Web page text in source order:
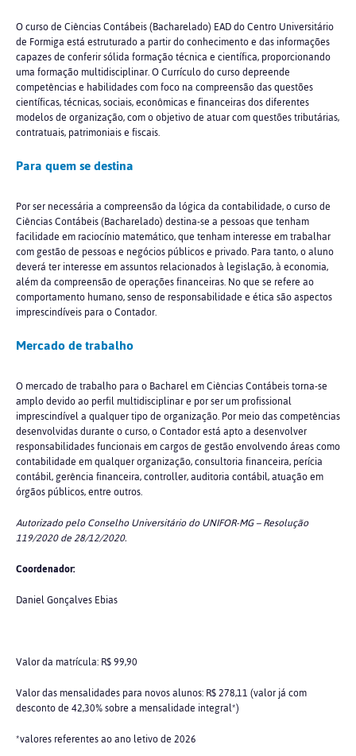
O curso de Ciências Contábeis (Bacharelado) EAD do Centro Universitário
de Formiga está estruturado a partir do conhecimento e das informações
capazes de conferir sólida formação técnica e científica, proporcionando
uma formação multidisciplinar. O Currículo do curso depreende
competências e habilidades com foco na compreensão das questões
científicas, técnicas, sociais, econômicas e financeiras dos diferentes
modelos de organização, com o objetivo de atuar com questões tributárias,
contratuais, patrimoniais e fiscais.
Para quem se destina
Por ser necessária a compreensão da lógica da contabilidade, o curso de
Ciências Contábeis (Bacharelado) destina-se a pessoas que tenham
facilidade em raciocínio matemático, que tenham interesse em trabalhar
com gestão de pessoas e negócios públicos e privado. Para tanto, o aluno
deverá ter interesse em assuntos relacionados à legislação, à economia,
além da compreensão de operações financeiras. No que se refere ao
comportamento humano, senso de responsabilidade e ética são aspectos
imprescindíveis para o Contador.
Mercado de trabalho
O mercado de trabalho para o Bacharel em Ciências Contábeis torna-se
amplo devido ao perfil multidisciplinar e por ser um profissional
imprescindível a qualquer tipo de organização. Por meio das competências
desenvolvidas durante o curso, o Contador está apto a desenvolver
responsabilidades funcionais em cargos de gestão envolvendo áreas como
contabilidade em qualquer organização, consultoria financeira, perícia
contábil, gerência financeira, controller, auditoria contábil, atuação em
órgãos públicos, entre outros.
Autorizado pelo Conselho Universitário do UNIFOR-MG – Resolução
119/2020 de 28/12/2020.
Coordenador:
Daniel Gonçalves Ebias
Valor da matrícula: R$ 99,90
Valor das mensalidades para novos alunos: R$ 278,11 (valor já com
desconto de 42,30% sobre a mensalidade integral*)
*valores referentes ao ano letivo de 2026